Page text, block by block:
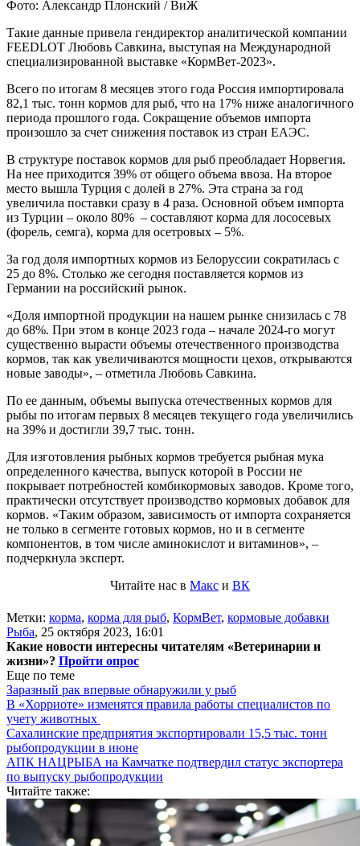
Фото: Александр Плонский / ВиЖ
Такие данные привела гендиректор аналитической компании
FEEDLOT Любовь Савкина, выступая на Международной
специализированной выставке «КормВет-2023».
Всего по итогам 8 месяцев этого года Россия импортировала
82,1 тыс. тонн кормов для рыб, что на 17% ниже аналогичного
периода прошлого года. Сокращение объемов импорта
произошло за счет снижения поставок из стран ЕАЭС.
В структуре поставок кормов для рыб преобладает Норвегия.
На нее приходится 39% от общего объема ввоза. На второе
место вышла Турция с долей в 27%. Эта страна за год
увеличила поставки сразу в 4 раза. Основной объем импорта
из Турции – около 80% – составляют корма для лососевых
(форель, семга), корма для осетровых – 5%.
За год доля импортных кормов из Белоруссии сократилась с
25 до 8%. Столько же сегодня поставляется кормов из
Германии на российский рынок.
«Доля импортной продукции на нашем рынке снизилась с 78
до 68%. При этом в конце 2023 года – начале 2024-го могут
существенно вырасти объемы отечественного производства
кормов, так как увеличиваются мощности цехов, открываются
новые заводы», – отметила Любовь Савкина.
По ее данным, объемы выпуска отечественных кормов для
рыбы по итогам первых 8 месяцев текущего года увеличились
на 39% и достигли 39,7 тыс. тонн.
Для изготовления рыбных кормов требуется рыбная мука
определенного качества, выпуск которой в России не
покрывает потребностей комбикормовых заводов. Кроме того,
практически отсутствует производство кормовых добавок для
кормов. «Таким образом, зависимость от импорта сохраняется
не только в сегменте готовых кормов, но и в сегменте
компонентов, в том числе аминокислот и витаминов», –
подчеркнула эксперт.
Читайте нас в Макс и ВК
Метки: корма, корма для рыб, КормВет, кормовые добавки
Рыба, 25 октября 2023, 16:01
Какие новости интересны читателям «Ветеринарии и
жизни»? Пройти опрос
Еще по теме
Заразный рак впервые обнаружили у рыб
В «Хорриоте» изменятся правила работы специалистов по
учету животных
Сахалинские предприятия экспортировали 15,5 тыс. тонн
рыбопродукции в июне
АПК НАЦРЫБА на Камчатке подтвердил статус экспортера
по выпуску рыбопродукции
Читайте также: